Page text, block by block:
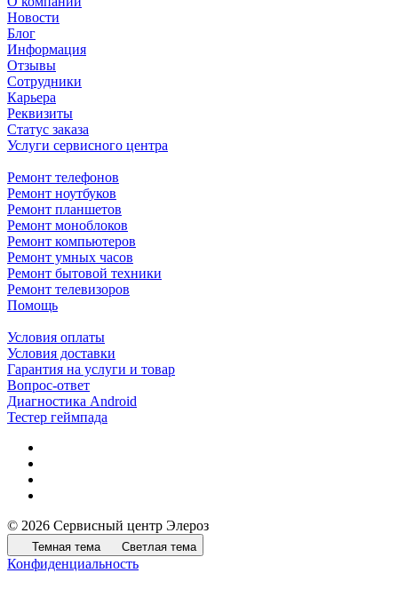
Новости
Блог
Информация
Отзывы
Сотрудники
Карьера
Реквизиты
Статус заказа
Услуги сервисного центра
Ремонт телефонов
Ремонт ноутбуков
Ремонт планшетов
Ремонт моноблоков
Ремонт компьютеров
Ремонт умных часов
Ремонт бытовой техники
Ремонт телевизоров
Помощь
Условия оплаты
Условия доставки
Гарантия на услуги и товар
Вопрос-ответ
Диагностика Android
Тестер геймпада
© 2026 Сервисный центр Элероз
Темная тема Светлая тема
Конфиденциальность